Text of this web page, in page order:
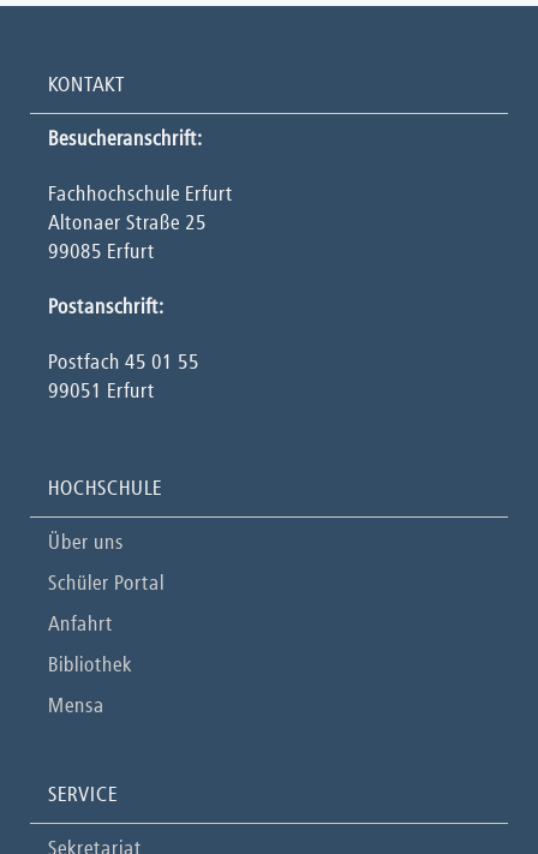
KONTAKT
Besucheranschrift:
Fachhochschule Erfurt
Altonaer Straße 25
99085 Erfurt
Postanschrift:
Postfach 45 01 55
99051 Erfurt
HOCHSCHULE
Über uns
Schüler Portal
Anfahrt
Bibliothek
Mensa
SERVICE